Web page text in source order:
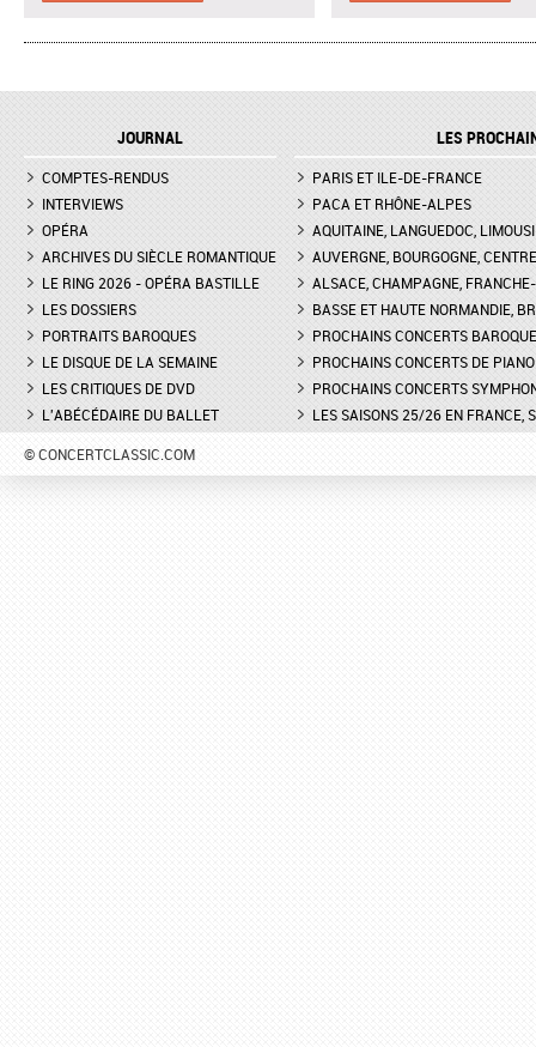
L'ENLÈVEMENT AU SÉRAIL AU
- INTERVIEW DE MANON
LA GRANDE DUCHESSE DE
GÉROLSTEIN D'OFFENBACH AU
THÉÂTRE DE L'ODÉON DE
MARSEILLE - INTERVIEW D'YVES
COUDRAY, METTEUR EN SCÈN
DON GIOVANNI À L'OPÉRA DE
MONTPELLIER - EXTRAIT DE
"TREMA, TREMA, O SCELLERATO!"
MARTINA MEOLA
BUNIATISHVILI AU
D'ANTHÉRON
FESTIVAL DE PIANO DE
ROQUE D'ANTHÉON -
DE LA PRÉSENTATION
PIANOS
FESTIVAL CHOPIN À
INTERVIEW DE CLAIRE-
GUAY
JOURNAL
COMPTES-RENDUS
INTERVIEWS
OPÉRA
ARCHIVES DU SIÈCLE ROMANTIQUE
LE RING 2026 - OPÉRA BASTILLE
LES DOSSIERS
PORTRAITS BAROQUES
LE DISQUE DE LA SEMAINE
LES CRITIQUES DE DVD
L'ABÉCÉDAIRE DU BALLET
LES
PARIS ET ILE-DE-FRANCE
PACA ET RHÔNE-ALPES
AQUITAINE, LANGUEDOC,
AUVERGNE, BOURGOGNE, CENTRE
ALSACE, CHAMPAGNE,
BASSE ET HAUTE NORMANDIE,
PROCHAINS CONCERTS
PROCHAINS CONCERTS DE PIANO
PROCHAINS CONCERTS
LES SAISONS 25/26 EN FRANCE,
© CONCERTCLASSIC.COM